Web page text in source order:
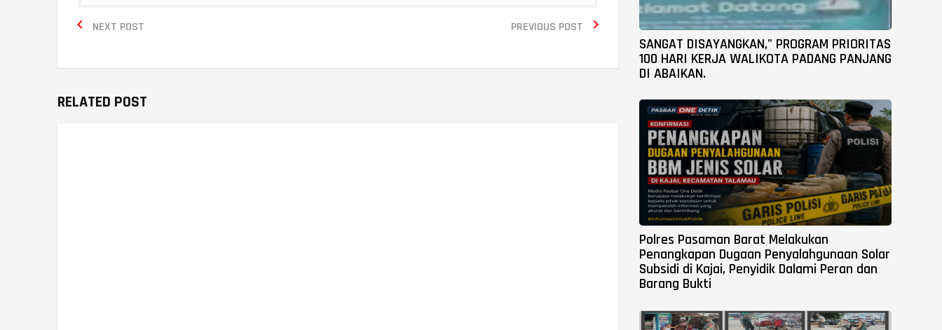
NEXT POST
 PREVIOUS POST 
RELATED POST
SANGAT DISAYANGKAN," PROGRAM PRIORITAS
100 HARI KERJA WALIKOTA PADANG PANJANG
DI ABAIKAN.
Polres Pasaman Barat Melakukan
Penangkapan Dugaan Penyalahgunaan Solar
Subsidi di Kajai, Penyidik Dalami Peran dan
Barang Bukti